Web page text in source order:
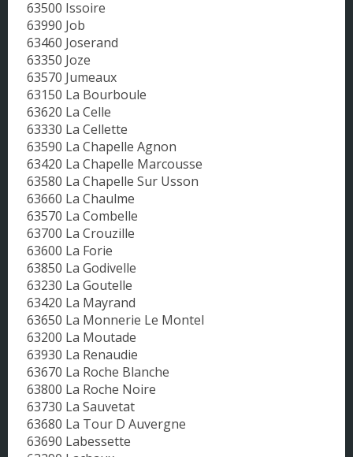
63500 Issoire
63990 Job
63460 Joserand
63350 Joze
63570 Jumeaux
63150 La Bourboule
63620 La Celle
63330 La Cellette
63590 La Chapelle Agnon
63420 La Chapelle Marcousse
63580 La Chapelle Sur Usson
63660 La Chaulme
63570 La Combelle
63700 La Crouzille
63600 La Forie
63850 La Godivelle
63230 La Goutelle
63420 La Mayrand
63650 La Monnerie Le Montel
63200 La Moutade
63930 La Renaudie
63670 La Roche Blanche
63800 La Roche Noire
63730 La Sauvetat
63680 La Tour D Auvergne
63690 Labessette